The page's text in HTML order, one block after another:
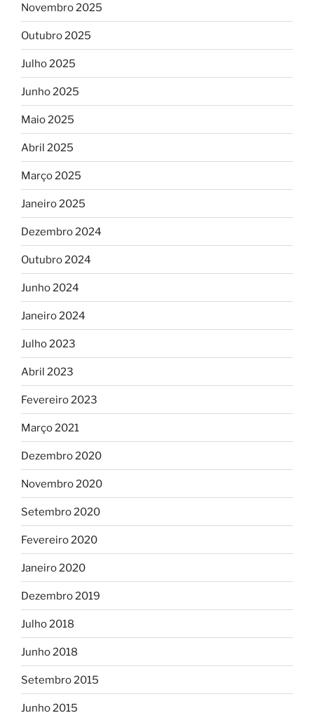
Novembro 2025
Outubro 2025
Julho 2025
Junho 2025
Maio 2025
Abril 2025
Março 2025
Janeiro 2025
Dezembro 2024
Outubro 2024
Junho 2024
Janeiro 2024
Julho 2023
Abril 2023
Fevereiro 2023
Março 2021
Dezembro 2020
Novembro 2020
Setembro 2020
Fevereiro 2020
Janeiro 2020
Dezembro 2019
Julho 2018
Junho 2018
Setembro 2015
Junho 2015